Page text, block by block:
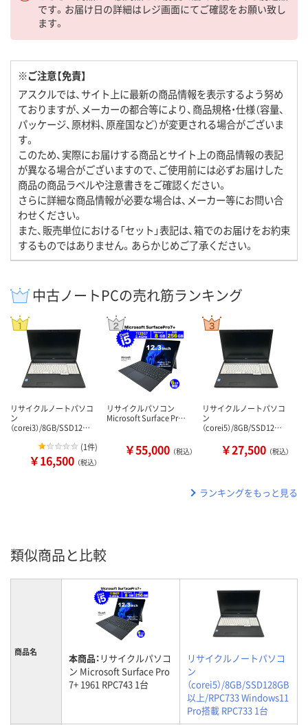
です。お届け日の詳細はレジ画面にてご確認をお願い致し
ます。
※ご注意【免責】
アスクルでは、サイト上に最新の商品情報を表示するよう努め
ておりますが、メーカーの都合等により、商品規格・仕様（容量、
パッケージ、原材料、原産国など）が変更される場合がございま
す。
このため、実際にお届けする商品とサイト上の商品情報の表記
が異なる場合がございますので、ご使用前には必ずお届けした
商品の商品ラベルや注意書きをご確認ください。
さらに詳細な商品情報が必要な場合は、メーカー等にお問い合
わせください。
また、販売単位における「セット」表記は、箱でのお届けをお約束
するものではありません。あらかじめご了承ください。
中古ノートPCの売れ筋ランキング
リサイクルノートパソコ
ン
（corei3）/8GB/SSD12…
(1件)
￥16,500 （税込）
リサイクルパソコン
Microsoft Surface Pr…
￥55,000 （税込）
リサイクルノートパソコ
ン
（corei5）/8GB/SSD12…
￥27,500 （税込）
ランキングをもっと見る
類似商品と比較
商品名 本商品： リサイクルパソコ
ン Microsoft Surface Pro
7+ 1961 RPC743 1台
リサイクルノートパソコ
ン
（corei5）/8GB/SSD128GB
以上/RPC733 Windows11
Pro搭載 RPC733 1台